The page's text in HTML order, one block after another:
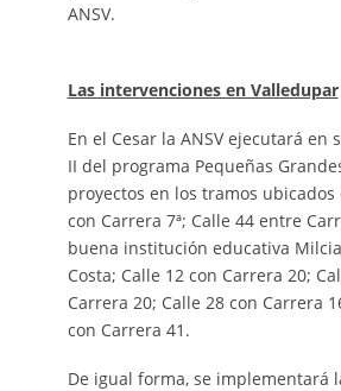
ANSV.
Las intervenciones en Valledupar
En el Cesar la ANSV ejecutará en
II del programa Pequeñas
proyectos en los tramos ubicados
con Carrera 7ª; Calle 44 entre
buena institución educativa
Costa; Calle 12 con Carrera 20;
Carrera 20; Calle 28 con Carrera
con Carrera 41.
De igual forma, se implementará